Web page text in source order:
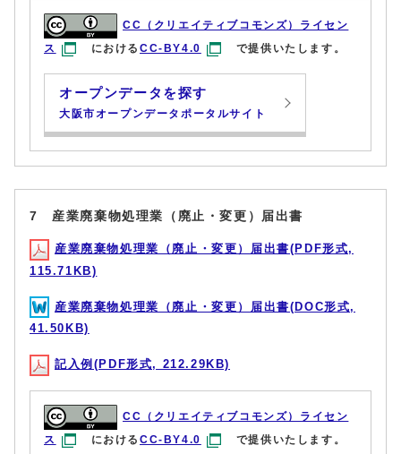
CC（クリエイティブコモンズ）ライセン
ス
におけるCC-BY4.0 で提供いたします。
オープンデータを探す
大阪市オープンデータポータルサイト
7 産業廃棄物処理業（廃止・変更）届出書
産業廃棄物処理業（廃止・変更）届出書(PDF形式,
115.71KB)
産業廃棄物処理業（廃止・変更）届出書(DOC形式,
41.50KB)
記入例(PDF形式, 212.29KB)
CC（クリエイティブコモンズ）ライセン
ス
におけるCC-BY4.0 で提供いたします。